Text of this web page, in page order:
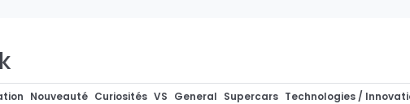
Nouveauté Curiosités VS General Supercars Technologies /